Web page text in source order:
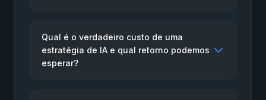
Qual é o verdadeiro custo de uma
estratégia de IA e qual retorno podemos
esperar?